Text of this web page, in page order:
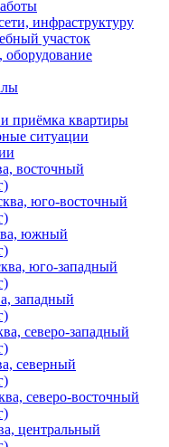
инфраструктуру
участок
приёмка квартиры
ситуации
восточный
юго-восточный
южный
юго-западный
западный
северо-западный
северный
северо-восточный
центральный